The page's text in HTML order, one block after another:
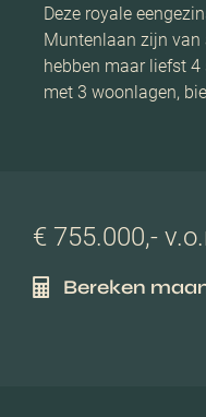
Deze royale
Muntenlaan zijn van
hebben maar liefst
met 3 woonlagen,
€ 755.000,-
Bereken